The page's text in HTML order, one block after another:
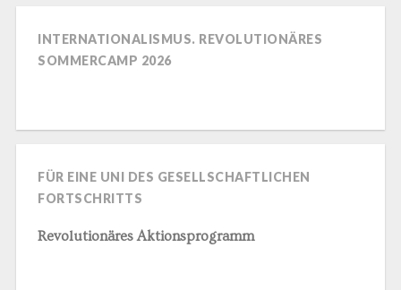
INTERNATIONALISMUS. REVOLUTIONÄRES
SOMMERCAMP 2026
FÜR EINE UNI DES GESELLSCHAFTLICHEN
FORTSCHRITTS
Revolutionäres Aktionsprogramm